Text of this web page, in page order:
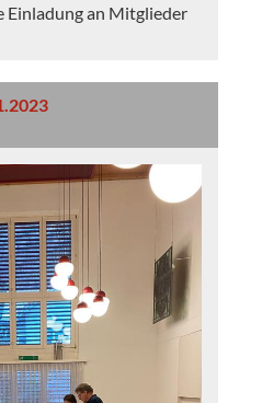
Einladung an Mitglieder